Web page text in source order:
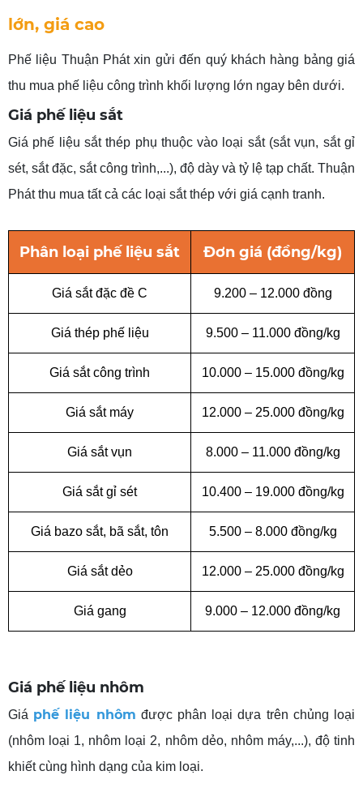
lớn, giá cao
Phế liệu Thuận Phát xin gửi đến quý khách hàng bảng giá
thu mua phế liệu công trình khối lượng lớn ngay bên dưới.
Giá phế liệu sắt
Giá phế liệu sắt thép phụ thuộc vào loại sắt (sắt vụn, sắt gỉ
sét, sắt đặc, sắt công trình,...), độ dày và tỷ lệ tạp chất. Thuận
Phát thu mua tất cả các loại sắt thép với giá cạnh tranh.
Phân loại phế liệu sắt Đơn giá (đồng/kg)
Giá sắt đặc đề C 9.200 – 12.000 đồng
Giá thép phế liệu 9.500 – 11.000 đồng/kg
Giá sắt công trình 10.000 – 15.000 đồng/kg
Giá sắt máy 12.000 – 25.000 đồng/kg
Giá sắt vụn 8.000 – 11.000 đồng/kg
Giá sắt gỉ sét 10.400 – 19.000 đồng/kg
Giá bazo sắt, bã sắt, tôn 5.500 – 8.000 đồng/kg
Giá sắt dẻo 12.000 – 25.000 đồng/kg
Giá gang 9.000 – 12.000 đồng/kg
Giá phế liệu nhôm
Giá phế liệu nhôm được phân loại dựa trên chủng loại
(nhôm loại 1, nhôm loại 2, nhôm dẻo, nhôm máy,...), độ tinh
khiết cùng hình dạng của kim loại.